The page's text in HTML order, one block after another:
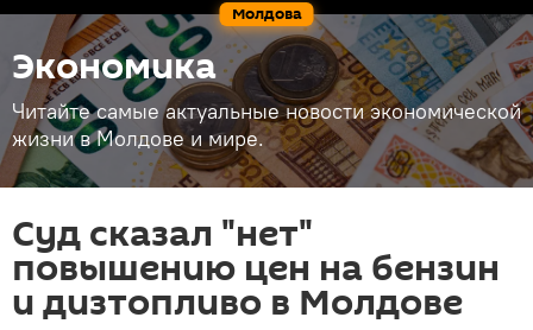
Молдова
Экономика
Читайте самые актуальные новости экономической
жизни в Молдове и мире.
Суд сказал "нет"
повышению цен на бензин
и дизтопливо в Молдове